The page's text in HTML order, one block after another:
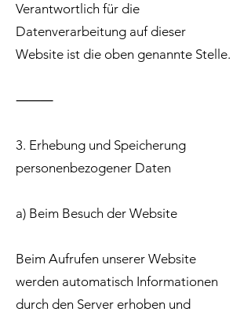
Verantwortlich für die
Datenverarbeitung auf dieser
Website ist die oben genannte Stelle.
⸻
3. Erhebung und Speicherung
personenbezogener Daten
a) Beim Besuch der Website
Beim Aufrufen unserer Website
werden automatisch Informationen
durch den Server erhoben und